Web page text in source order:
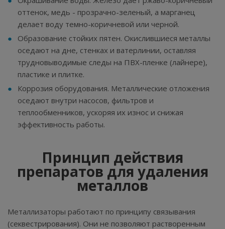
оттенок, медь - прозрачно-зеленый, а марганец
делает воду темно-коричневой или черной.
Образование стойких пятен. Окислившиеся металлы
оседают на дне, стенках и ватерлинии, оставляя
трудновыводимые следы на ПВХ-пленке (лайнере),
пластике и плитке.
Коррозия оборудования. Металлические отложения
оседают внутри насосов, фильтров и
теплообменников, ускоряя их износ и снижая
эффективность работы.
Принцип действия
препаратов для удаления
металлов
Металлизаторы работают по принципу связывания
(секвестрирования). Они не позволяют растворенным